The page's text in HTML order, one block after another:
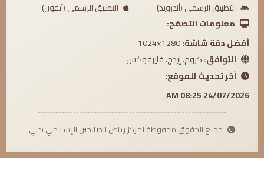
التطبيق الرسمي (أندرويد)
التطبيق الرسمي (آيفون)
معلومات التصفح:
أفضل دقة شاشة:
التوافق:كروم، إيدج، فايرفوكس
آخر تحديث للموقع:
24/07/2026 08:25 AM
جميع الحقوق محفوظة لمركز رياض الصالحين الإسلامي بدبي